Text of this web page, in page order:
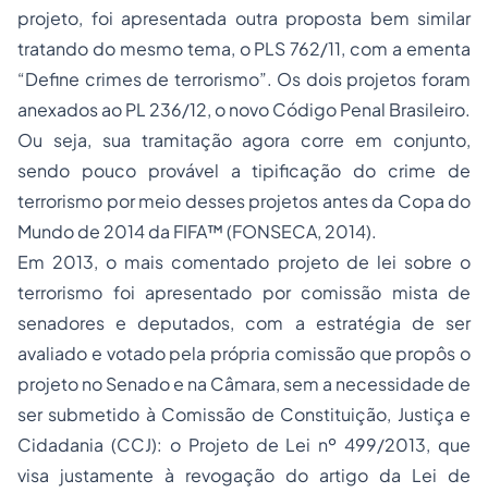
projeto, foi apresentada outra proposta bem similar
tratando do mesmo tema, o PLS 762/11, com a ementa
“Define crimes de terrorismo”. Os dois projetos foram
anexados ao PL 236/12, o novo Código Penal Brasileiro.
Ou seja, sua tramitação agora corre em conjunto,
sendo pouco provável a tipificação do crime de
terrorismo por meio desses projetos antes da Copa do
Mundo de 2014 da FIFA™ (FONSECA, 2014).
Em 2013, o mais comentado projeto de lei sobre o
terrorismo foi apresentado por comissão mista de
senadores e deputados, com a estratégia de ser
avaliado e votado pela própria comissão que propôs o
projeto no Senado e na Câmara, sem a necessidade de
ser submetido à Comissão de Constituição, Justiça e
Cidadania (CCJ): o Projeto de Lei nº 499/2013, que
visa justamente à revogação do artigo da Lei de